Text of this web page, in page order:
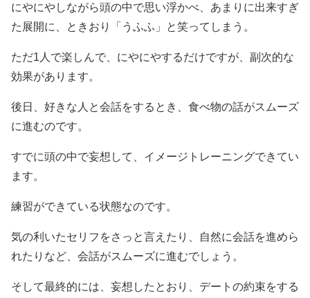
にやにやしながら頭の中で思い浮かべ、あまりに出来すぎ
た展開に、ときおり「うふふ」と笑ってしまう。
ただ1人で楽しんで、にやにやするだけですが、副次的な
効果があります。
後日、好きな人と会話をするとき、食べ物の話がスムーズ
に進むのです。
すでに頭の中で妄想して、イメージトレーニングできてい
ます。
練習ができている状態なのです。
気の利いたセリフをさっと言えたり、自然に会話を進めら
れたりなど、会話がスムーズに進むでしょう。
そして最終的には、妄想したとおり、デートの約束をする